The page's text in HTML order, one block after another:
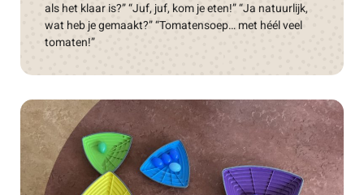
als het klaar is?” “Juf, juf, kom je eten!” “Ja natuurlijk,
wat heb je gemaakt?” “Tomatensoep… met héél veel
tomaten!”